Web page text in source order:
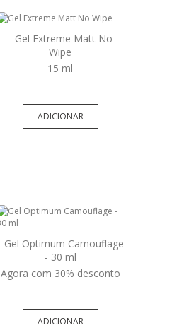
Gel Extreme Matt No
Wipe
15 ml
ADICIONAR
Gel Optimum Camouflage
- 30 ml
Agora com 30% desconto
ADICIONAR